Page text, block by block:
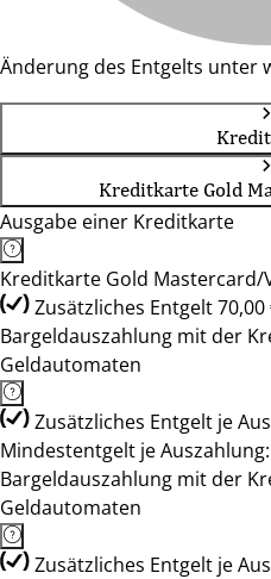
Änderung des Entgelts unter
Kreditkarte Gold
Ausgabe einer Kreditkarte
Kreditkarte Gold Mastercard/
Zusätzliches Entgelt 70,00
Bargeldauszahlung mit der
Geldautomaten
Zusätzliches Entgelt je
Mindestentgelt je
Bargeldauszahlung mit der
Geldautomaten
Zusätzliches Entgelt je